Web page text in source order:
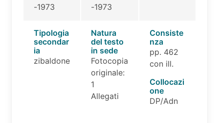
-1973
-1973
Tipologia
secondar
ia
zibaldone
Natura
del testo
in sede
Fotocopia
originale:
1
Allegati
Consiste
nza
pp. 462
con ill.
Collocazi
one
DP/Adn